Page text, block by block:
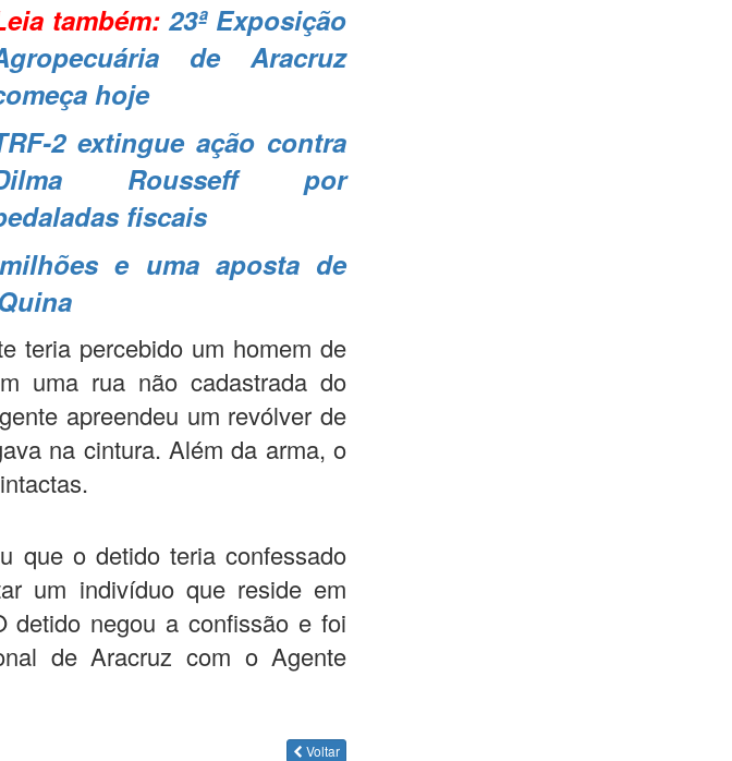
também:23ª Exposição
de Aracruz
hoje
2 extingue ação contra
Rousseff por
fiscais
e uma aposta de
teria percebido um homem de
uma rua não cadastrada do
apreendeu um revólver de
na cintura. Além da arma, o
que o detido teria confessado
um indivíduo que reside em
detido negou a confissão e foi
de Aracruz com o Agente
Voltar